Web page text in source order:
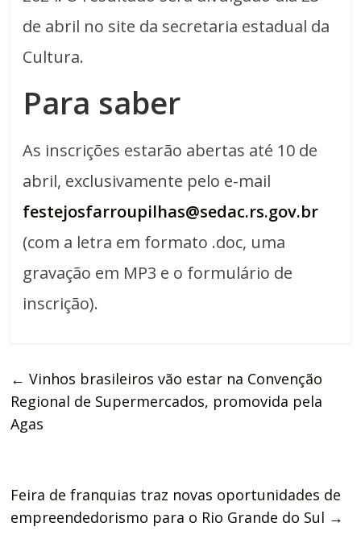
de abril no site da secretaria estadual da
Cultura.
Para saber
As inscrições estarão abertas até 10 de
abril, exclusivamente pelo e-mail
festejosfarroupilhas@sedac.rs.gov.br
(com a letra em formato .doc, uma
gravação em MP3 e o formulário de
inscrição).
← Vinhos brasileiros vão estar na Convenção
Regional de Supermercados, promovida pela
Agas
Feira de franquias traz novas oportunidades de
empreendedorismo para o Rio Grande do Sul →